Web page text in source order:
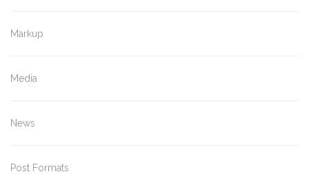
Markup
Media
News
Post Formats